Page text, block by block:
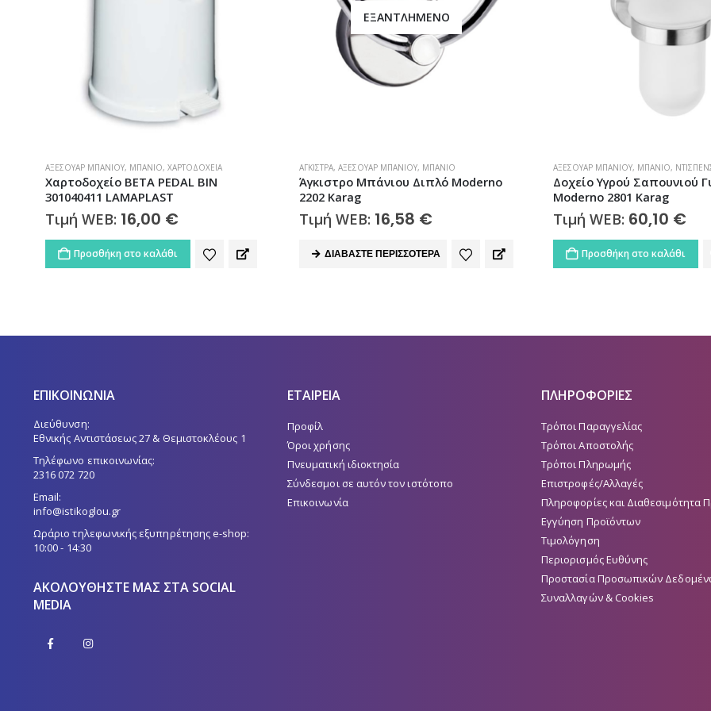
ΆΓΚΙΣΤΡΑ,ΑΞΕΣΟΥΆΡ ΜΠΆΝΙΟΥ,ΜΠΆΝΙΟ
Άγκιστρο Μπάνιου Διπλό Moderno
2202 Karag
Τιμή WEB: 16,58 €
ΔΙΑΒΆΣΤΕ ΠΕΡΙΣΣΌΤΕΡΑ
ΑΞΕΣΟΥΆΡ ΜΠΆΝΙΟΥ ,ΜΠΆΝΙΟ, ΝΤΙΣΠΈΝΣΕΡ
Δοχείο Υγρού Σαπουνιού Γυάλινο
Moderno 2801 Karag
Τιμή WEB: 60,10 €
Προσθήκη στο καλάθι
ΕΞΑΝΤΛΗΜΈΝΟ
ΜΠΆΝΙΟ,ΜΠΑΤΑΡΊΕΣ ΜΠΆΝΙΟΥ ,
Μπαταρία Νιπτήρα
Τιμή WEB:23,50
ΔΙΑΒΆΣΤΕ ΠΕΡΙΣΣΌΤΕΡΑ
ΕΠΙΚΟΙΝΩΝΙΑ
Διεύθυνση:
Εθνικής Αντιστάσεως 27 & Θεμιστοκλέους 1
Τηλέφωνο επικοινωνίας:
2316 072 720
Email:
info@istikoglou.gr
Ωράριο τηλεφωνικής εξυπηρέτησης e-shop:
10:00 - 14:30
ΑΚΟΛΟΥΘΉΣΤΕ ΜΑΣ ΣΤΑ SOCIAL
MEDIA
ΕΤΑΙΡΕΙΑ
Προφίλ
Όροι χρήσης
Πνευματική ιδιοκτησία
Σύνδεσμοι σε αυτόν τον ιστότοπο
Επικοινωνία
ΠΛΗΡΟΦΟΡΙΕΣ
Τρόποι Παραγγελίας
Τρόποι Αποστολής
Τρόποι Πληρωμής
Επιστροφές/Αλλαγές
Πληροφορίες και Διαθεσιμότητα
Εγγύηση Προϊόντων
Τιμολόγηση
Περιορισμός Ευθύνης
Προστασία Προσωπικών
Συναλλαγών & Cookies